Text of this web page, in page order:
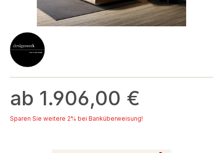
ab 1.906,00 €
Sparen Sie weitere 2% bei Banküberweisung!